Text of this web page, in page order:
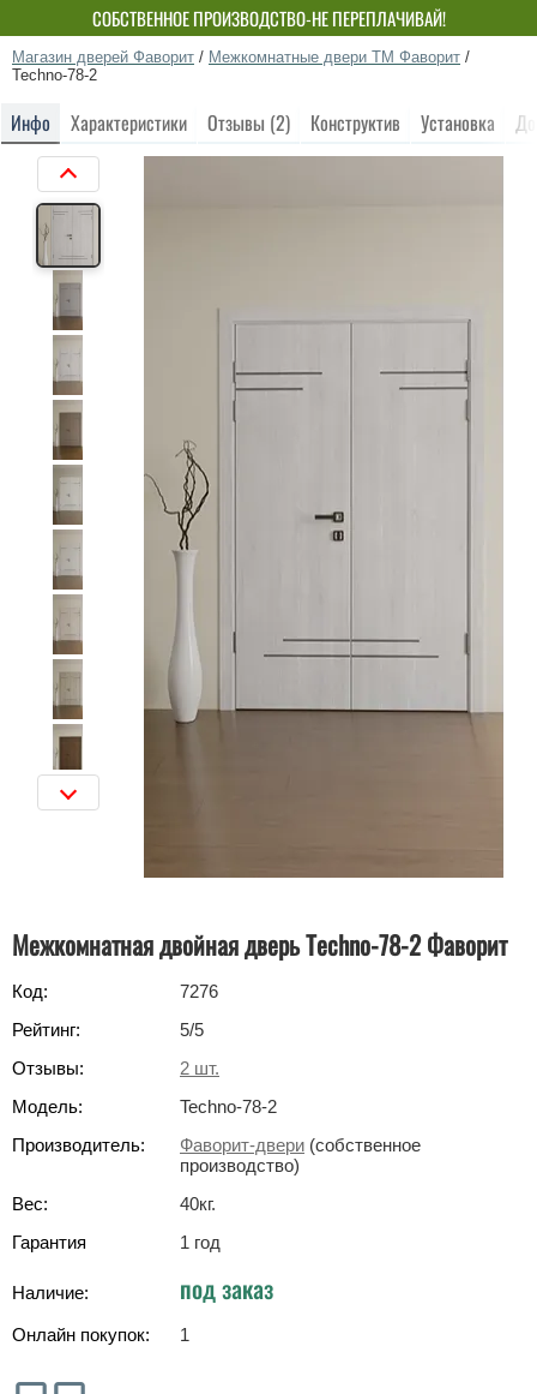
СОБСТВЕННОЕ ПРОИЗВОДСТВО-НЕ ПЕРЕПЛАЧИВАЙ!
Магазин дверей Фаворит / Межкомнатные двери ТМ Фаворит /
Techno-78-2
Инфо Характеристики Отзывы (2) Конструктив Установка
Межкомнатная двойная дверь Techno-78-2 Фаворит
Код:
7276
Рейтинг:
5/5
Отзывы:
2 шт.
Модель:
Techno-78-2
Производитель:
Фаворит-двери (собственное
производство)
Вес:
40кг.
Гарантия
1 год
Наличие: под заказ
Онлайн покупок: 1